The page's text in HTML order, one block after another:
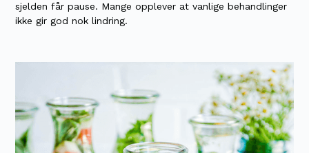
sjelden får pause. Mange opplever at vanlige behandlinger
ikke gir god nok lindring.